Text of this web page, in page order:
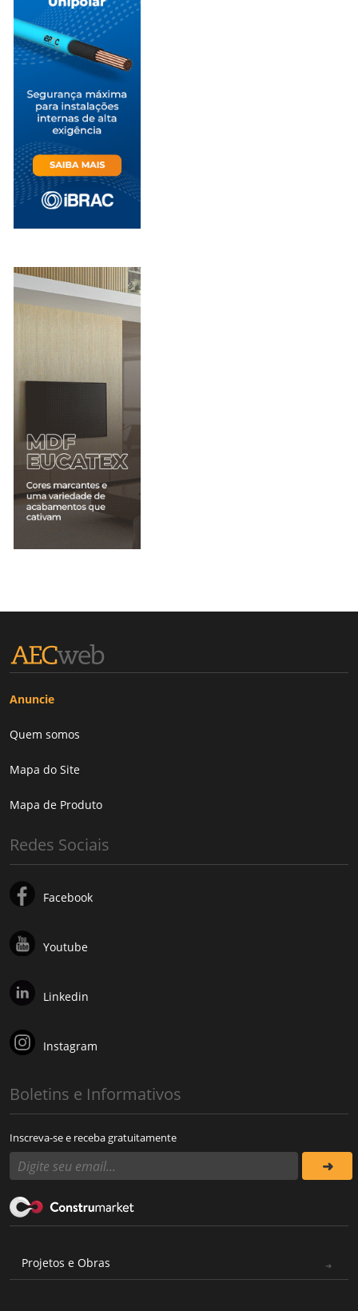
Anuncie
Quem somos
Mapa do Site
Mapa de Produto
Redes Sociais
Facebook
Youtube
Linkedin
Instagram
Boletins e Informativos
Inscreva-se e receba gratuitamente
Projetos e Obras